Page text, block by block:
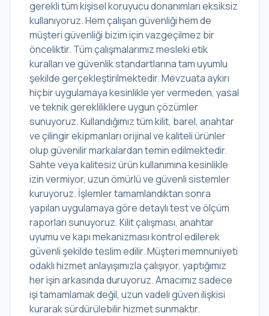
gerekli tüm kişisel koruyucu donanımları eksiksiz
kullanıyoruz. Hem çalışan güvenliği hem de
müşteri güvenliği bizim için vazgeçilmez bir
önceliktir. Tüm çalışmalarımız mesleki etik
kuralları ve güvenlik standartlarına tam uyumlu
şekilde gerçekleştirilmektedir. Mevzuata aykırı
hiçbir uygulamaya kesinlikle yer vermeden, yasal
ve teknik gerekliliklere uygun çözümler
sunuyoruz. Kullandığımız tüm kilit, barel, anahtar
ve çilingir ekipmanları orijinal ve kaliteli ürünler
olup güvenilir markalardan temin edilmektedir.
Sahte veya kalitesiz ürün kullanımına kesinlikle
izin vermiyor, uzun ömürlü ve güvenli sistemler
kuruyoruz. İşlemler tamamlandıktan sonra
yapılan uygulamaya göre detaylı test ve ölçüm
raporları sunuyoruz. Kilit çalışması, anahtar
uyumu ve kapı mekanizması kontrol edilerek
güvenli şekilde teslim edilir. Müşteri memnuniyeti
odaklı hizmet anlayışımızla çalışıyor, yaptığımız
her işin arkasında duruyoruz. Amacımız sadece
işi tamamlamak değil, uzun vadeli güven ilişkisi
kurarak sürdürülebilir hizmet sunmaktır.